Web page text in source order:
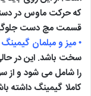
که حرکت ماوس در
قسمت مچ دست
• میز و مبلمان
سخت باشد. این در
را شامل می شود و از
کاملا گیمینگ داشته